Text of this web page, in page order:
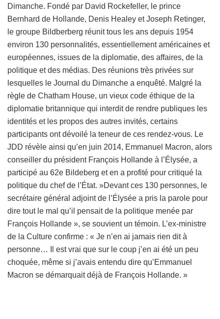
Dimanche. Fondé par David Rockefeller, le prince
Bernhard de Hollande, Denis Healey et Joseph Retinger,
le groupe Bildberberg réunit tous les ans depuis 1954
environ 130 personnalités, essentiellement américaines et
européennes, issues de la diplomatie, des affaires, de la
politique et des médias. Des réunions très privées sur
lesquelles le Journal du Dimanche a enquêté. Malgré la
règle de Chatham House, un vieux code éthique de la
diplomatie britannique qui interdit de rendre publiques les
identités et les propos des autres invités, certains
participants ont dévoilé la teneur de ces rendez-vous. Le
JDD révèle ainsi qu’en juin 2014, Emmanuel Macron, alors
conseiller du président François Hollande à l’Élysée, a
participé au 62e Bildeberg et en a profité pour critiqué la
politique du chef de l’État. »Devant ces 130 personnes, le
secrétaire général adjoint de l’Élysée a pris la parole pour
dire tout le mal qu’il pensait de la politique menée par
François Hollande », se souvient un témoin. L’ex-ministre
de la Culture confirme : « Je n’en ai jamais rien dit à
personne… Il est vrai que sur le coup j’en ai été un peu
choquée, même si j’avais entendu dire qu’Emmanuel
Macron se démarquait déjà de François Hollande. »